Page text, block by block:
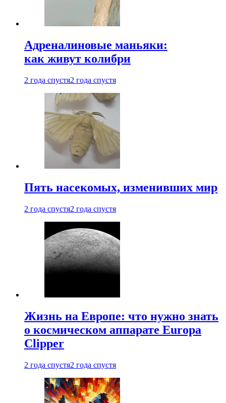
Адреналиновые маньяки:
как живут колибри
2 года спустя2 года спустя
Пять насекомых, изменивших мир
2 года спустя2 года спустя
Жизнь на Европе: что нужно знать
о космическом аппарате Europa
Clipper
2 года спустя2 года спустя